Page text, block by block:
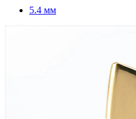
5.4 мм